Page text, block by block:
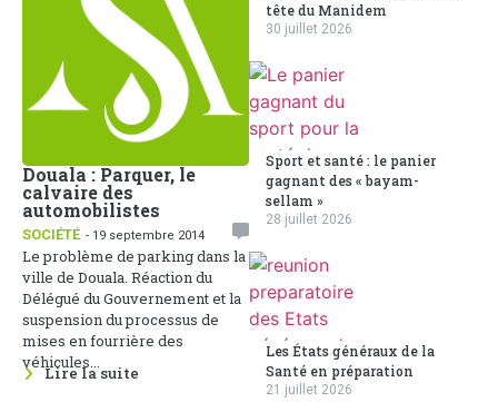
Douala : Parquer, le
calvaire des
automobilistes
SOCIÉTÉ - 19 septembre 2014
Le problème de parking dans la
ville de Douala. Réaction du
Délégué du Gouvernement et la
suspension du processus de
mises en fourrière des
véhicules...
Lire la suite
tête du Manidem
30 juillet 2026
Sport et santé : le panier
gagnant des « bayam-
sellam »
28 juillet 2026
Les États généraux de la
Santé en préparation
21 juillet 2026